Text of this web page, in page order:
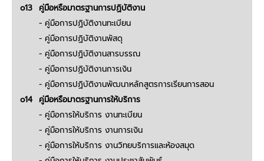
o13 คู่มือหรือมาตรฐานการปฏิบัติงาน
- คู่มือการปฏิบัติงานทะเบียน
- คู่มือการปฏิบัติงานพัสดุ
- คู่มือการปฏิบัติงานสารบรรณ
- คู่มือการปฏิบัติงานการเงิน
- คู่มือการปฏิบัติงานพัฒนาหลักสูตรการเรียนการสอน
o14 คู่มือหรือมาตรฐานการให้บริการ
- คู่มือการให้บริการ งานทะเบียน
- คู่มือการให้บริการ งานการเงิน
- คู่มือการให้บริการ งานวิทยบริการและห้องสมุด